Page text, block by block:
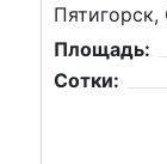
Площадь:
Сотки: